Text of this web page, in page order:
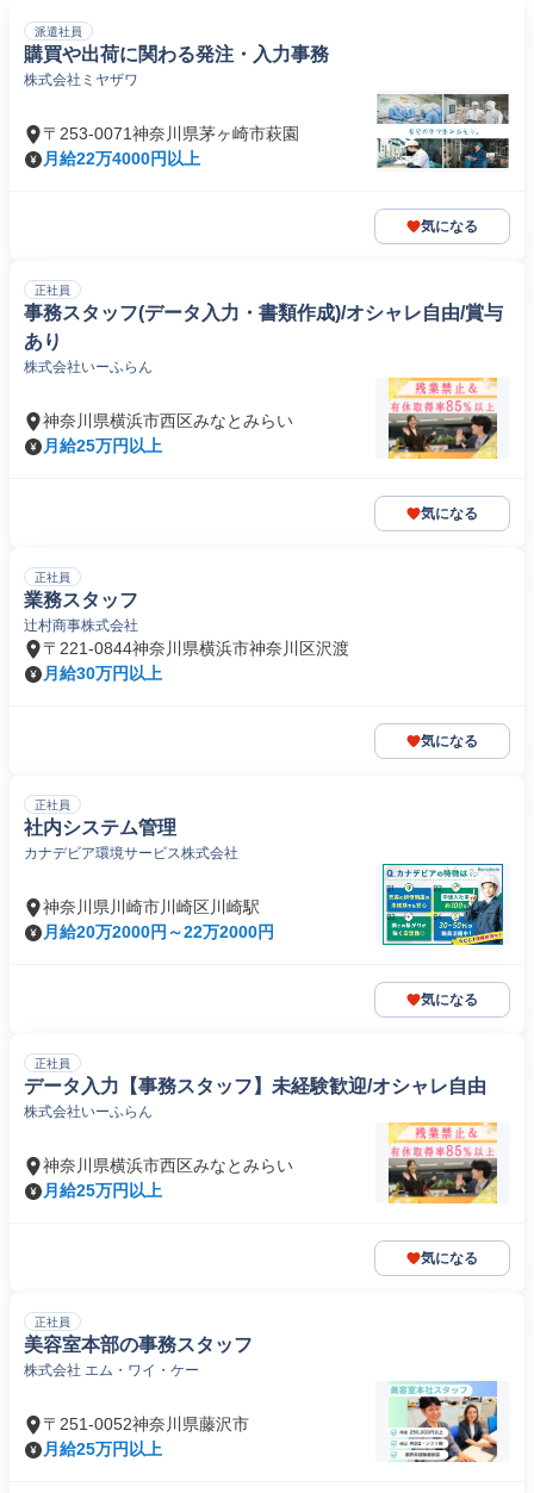
派遣社員
購買や出荷に関わる発注・入力事務
株式会社ミヤザワ
〒253-0071神奈川県茅ヶ崎市萩園
月給22万4000円以上
気になる
正社員
事務スタッフ(データ入力・書類作成)/オシャレ自由/賞与
あり
株式会社いーふらん
神奈川県横浜市西区みなとみらい
月給25万円以上
気になる
正社員
業務スタッフ
辻村商事株式会社
〒221-0844神奈川県横浜市神奈川区沢渡
月給30万円以上
気になる
正社員
社内システム管理
カナデビア環境サービス株式会社
神奈川県川崎市川崎区川崎駅
月給20万2000円～22万2000円
気になる
正社員
データ入力【事務スタッフ】未経験歓迎/オシャレ自由
株式会社いーふらん
神奈川県横浜市西区みなとみらい
月給25万円以上
気になる
正社員
美容室本部の事務スタッフ
株式会社 エム・ワイ・ケー
〒251-0052神奈川県藤沢市
月給25万円以上